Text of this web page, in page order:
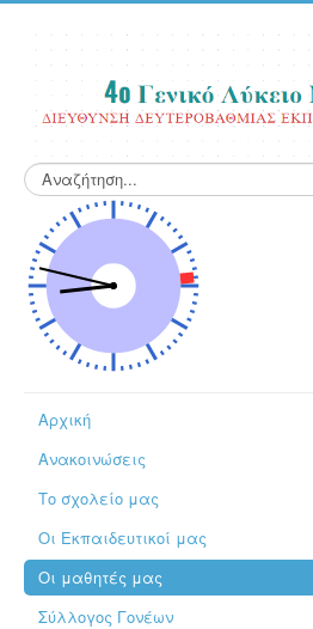
Αναζήτηση...
Αρχική
Ανακοινώσεις
Το σχολείο μας
Οι Εκπαιδευτικοί μας
Οι μαθητές μας
Σύλλογος Γονέων